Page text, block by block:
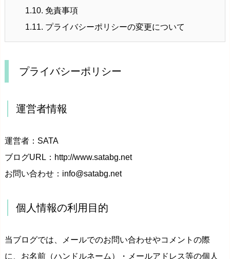
1.10. 免責事項
1.11. プライバシーポリシーの変更について
プライバシーポリシー
運営者情報
運営者：SATA
ブログURL：http://www.satabg.net
お問い合わせ：info@satabg.net
個人情報の利用目的
当ブログでは、メールでのお問い合わせやコメントの際
に、お名前（ハンドルネーム）・メールアドレス等の個人